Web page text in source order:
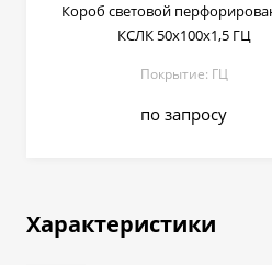
Короб световой
КСЛК 50х100х1,5 ГЦ
Покрытие: ГЦ
по запросу
Характеристики